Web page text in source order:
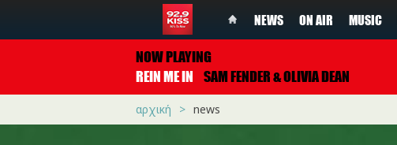
NEWS ON AIR MUSIC
NOW PLAYING
REIN ME IN
SAM FENDER & OLIVIA DEAN
αρχική news